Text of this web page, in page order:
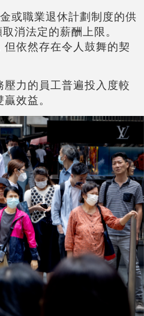
或職業退休計劃制度的供
消法定的薪酬上限。
依然存在令人鼓舞的契
力的員工普遍投入度較
效益。